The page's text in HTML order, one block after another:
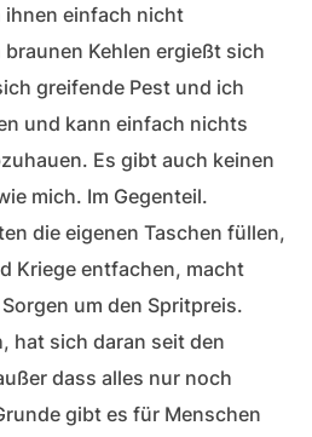
ihnen einfach nicht
Kehlen ergießt sich
greifende Pest und ich
und kann einfach nichts
Es gibt auch keinen
mich. Im Gegenteil.
die eigenen Taschen füllen,
Kriege entfachen, macht
um den Spritpreis.
hat sich daran seit den
dass alles nur noch
gibt es für Menschen